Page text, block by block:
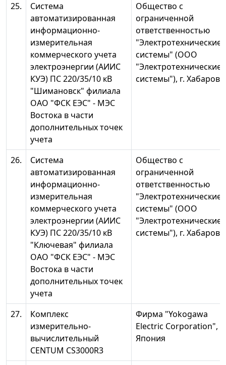
25.
Система
автоматизированная
информационно-
измерительная
коммерческого учета
электроэнергии (АИИС
КУЭ) ПС 220/35/10 кВ
"Шимановск" филиала
ОАО "ФСК ЕЭС" - МЭС
Востока в части
дополнительных точек
учета
Общество с
ограниченной
ответственностью
"Электротехнические
системы" (ООО
"Электротехнические
системы"), г.
26.
Система
автоматизированная
информационно-
измерительная
коммерческого учета
электроэнергии (АИИС
КУЭ) ПС 220/35/10 кВ
"Ключевая" филиала
ОАО "ФСК ЕЭС" - МЭС
Востока в части
дополнительных точек
учета
Общество с
ограниченной
ответственностью
"Электротехнические
системы" (ООО
"Электротехнические
системы"), г.
27.
Комплекс
измерительно-
вычислительный
CENTUM CS3000R3
Фирма "Yokogawa
Electric Corporation",
Япония